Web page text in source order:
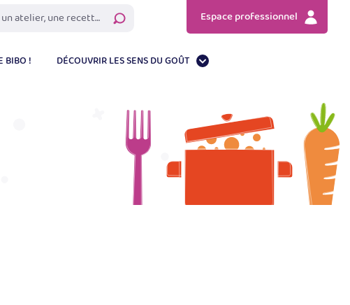
Espace professionnel
Rechercher
BIBO ! DÉCOUVRIR LES SENS DU GOÛT